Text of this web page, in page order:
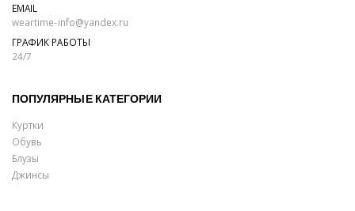
EMAIL
weartime-info@yandex.ru
ГРАФИК РАБОТЫ
24/7
ПОПУЛЯРНЫЕ КАТЕГОРИИ
Куртки
Обувь
Блузы
Джинсы